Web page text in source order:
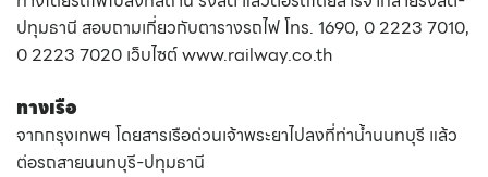
ปทุมธานี สอบถามเกี่ยวกับตารางรถไฟ โทร. 1690, 0 2223 7010,
0 2223 7020 เว็บไซต์ www.railway.co.th
ทางเรือ
จากกรุงเทพฯ โดยสารเรือด่วนเจ้าพระยาไปลงที่ท่าน้ำนนทบุรี แล้ว
ต่อรถสายนนทบุรี-ปทุมธานี